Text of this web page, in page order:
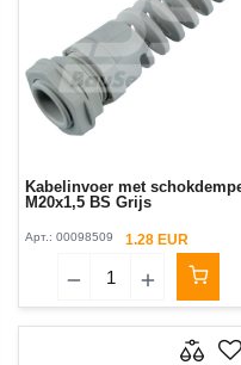
Kabelinvoer met
M20x1,5 BS Grijs
Арт.: 00098509 1.28 EUR